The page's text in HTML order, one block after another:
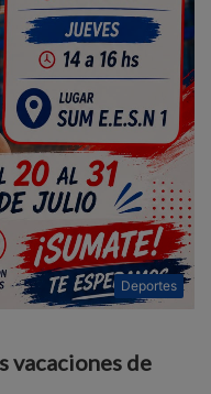
Deportes
vacaciones de